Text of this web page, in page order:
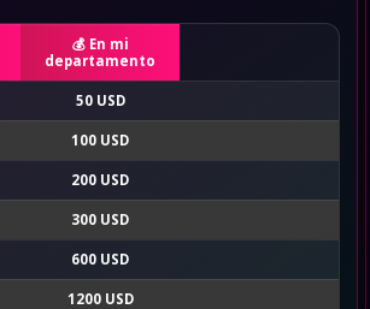
En mi
departamento
50 USD
100 USD
200 USD
300 USD
600 USD
1200 USD